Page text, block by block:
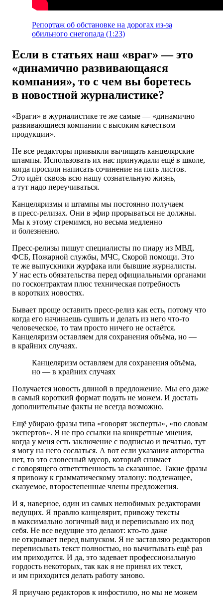
Репортаж об обстановке на дорогах из-за
обильного снегопада (1:23)
Если в статьях наш «враг» — это
«динамично развивающаяся
компания», то с чем вы боретесь
в новостной журналистике?
«Враги» в журналистике те же самые — «динамично
развивающиеся компании с высоким качеством
продукции».
Не все редакторы привыкли вычищать канцелярские
штампы. Использовать их нас принуждали ещё в школе,
когда просили написать сочинение на пять листов.
Это идёт сквозь всю нашу сознательную жизнь,
а тут надо переучиваться.
Канцеляризмы и штампы мы постоянно получаем
в пресс-релизах. Они в эфир прорываться не должны.
Мы к этому стремимся, но весьма медленно
и болезненно.
Пресс-релизы пишут специалисты по пиару из МВД,
ФСБ, Пожарной службы, МЧС, Скорой помощи. Это
те же выпускники журфака или бывшие журналисты.
У нас есть обязательства перед официальными органами
по госконтрактам плюс техническая потребность
в коротких новостях.
Бывает проще оставить пресс-релиз как есть, потому что
когда его начинаешь сушить и делать из него что-то
человеческое, то там просто ничего не остаётся.
Канцеляризм оставляем для сохранения объёма, но —
в крайних случаях.
Канцеляризм оставляем для сохранения объёма,
но — в крайних случаях
Получается новость длиной в предложение. Мы его даже
в самый короткий формат подать не можем. И достать
дополнительные факты не всегда возможно.
Ещё убираю фразы типа «говорят эксперты», «по словам
экспертов». Я не про ссылки на конкретные мнения,
когда у меня есть заключение с подписью и печатью, тут
я могу на него сослаться. А вот если указания авторства
нет, то это словесный мусор, который снимает
с говорящего ответственность за сказанное. Такие фразы
я привожу к грамматическому эталону: подлежащее,
сказуемое, второстепенные члены предложения.
И я, наверное, один из самых нелюбимых редакторами
ведущих. Я правлю канцелярит, привожу тексты
в максимально логичный вид и переписываю их под
себя. Не все ведущие это делают: кто-то даже
не открывает перед выпуском. Я не заставляю редакторов
переписывать текст полностью, но вычитывать ещё раз
им приходится. И да, это задевает профессиональную
гордость некоторых, так как я не принял их текст,
и им приходится делать работу заново.
Я приучаю редакторов к инфостилю, но мы не можем